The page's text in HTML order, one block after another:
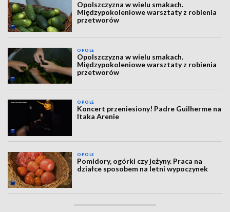
Opolszczyzna w wielu smakach.
Międzypokoleniowe warsztaty z robienia
przetworów
OPOLE
Opolszczyzna w wielu smakach.
Międzypokoleniowe warsztaty z robienia
przetworów
OPOLE
Koncert przeniesiony! Padre Guilherme na
Itaka Arenie
OPOLE
Pomidory, ogórki czy jeżyny. Praca na
działce sposobem na letni wypoczynek